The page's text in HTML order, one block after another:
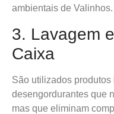
ambientais de Valinhos.
3. Lavagem
Caixa
São utilizados
desengordurantes que
mas que eliminam